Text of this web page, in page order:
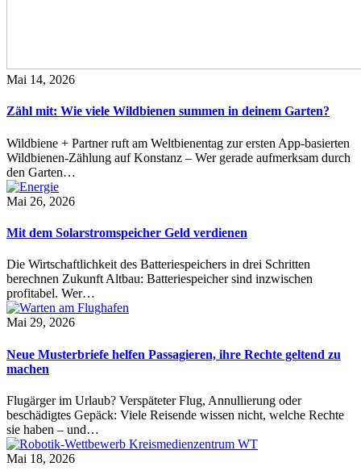
Mai 14, 2026
Zähl mit: Wie viele Wildbienen summen in deinem Garten?
Wildbiene + Partner ruft am Weltbienentag zur ersten App-basierten
Wildbienen-Zählung auf Konstanz – Wer gerade aufmerksam durch
den Garten…
Mai 26, 2026
Mit dem Solarstromspeicher Geld verdienen
Die Wirtschaftlichkeit des Batteriespeichers in drei Schritten
berechnen Zukunft Altbau: Batteriespeicher sind inzwischen
profitabel. Wer…
Mai 29, 2026
Neue Musterbriefe helfen Passagieren, ihre Rechte geltend zu
machen
Flugärger im Urlaub? Verspäteter Flug, Annullierung oder
beschädigtes Gepäck: Viele Reisende wissen nicht, welche Rechte
sie haben – und…
Mai 18, 2026